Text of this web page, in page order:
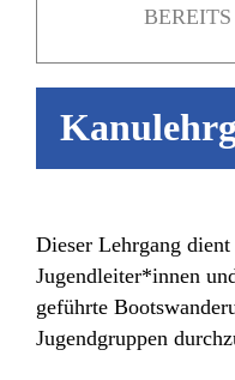
Dieser Lehrgang
Jugendleiter*innen
geführte
Jugendgruppen